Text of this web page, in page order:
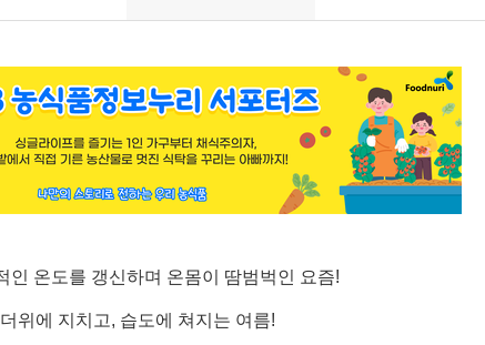
인 온도를 갱신하며 온몸이 땀범벅인 요즘!
위에 지치고, 습도에 쳐지는 여름!